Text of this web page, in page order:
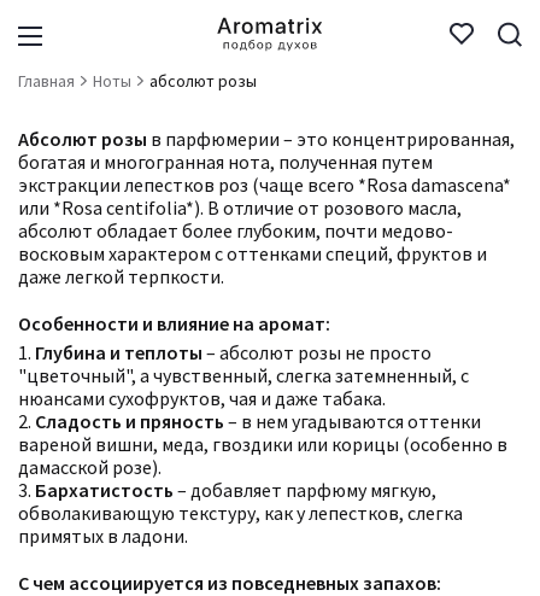
Главная Ноты абсолют розы
Абсолют розы в парфюмерии – это концентрированная,
богатая и многогранная нота, полученная путем
экстракции лепестков роз (чаще всего *Rosa damascena*
или *Rosa centifolia*). В отличие от розового масла,
абсолют обладает более глубоким, почти медово-
восковым характером с оттенками специй, фруктов и
даже легкой терпкости.
Особенности и влияние на аромат:
1. Глубина и теплоты – абсолют розы не просто
"цветочный", а чувственный, слегка затемненный, с
нюансами сухофруктов, чая и даже табака.
2. Сладость и пряность – в нем угадываются оттенки
вареной вишни, меда, гвоздики или корицы (особенно в
дамасской розе).
3. Бархатистость – добавляет парфюму мягкую,
обволакивающую текстуру, как у лепестков, слегка
примятых в ладони.
С чем ассоциируется из повседневных запахов: